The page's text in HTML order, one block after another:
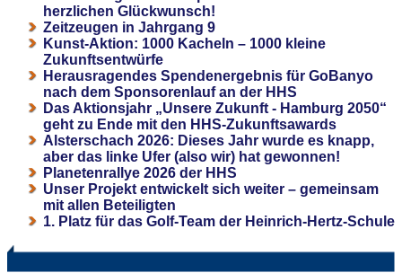
herzlichen Glückwunsch!
Zeitzeugen in Jahrgang 9
Kunst-Aktion: 1000 Kacheln – 1000 kleine
Zukunftsentwürfe
Herausragendes Spendenergebnis für GoBanyo
nach dem Sponsorenlauf an der HHS
Das Aktionsjahr „Unsere Zukunft - Hamburg 2050“
geht zu Ende mit den HHS-Zukunftsawards
Alsterschach 2026: Dieses Jahr wurde es knapp,
aber das linke Ufer (also wir) hat gewonnen!
Planetenrallye 2026 der HHS
Unser Projekt entwickelt sich weiter – gemeinsam
mit allen Beteiligten
1. Platz für das Golf-Team der Heinrich-Hertz-Schule